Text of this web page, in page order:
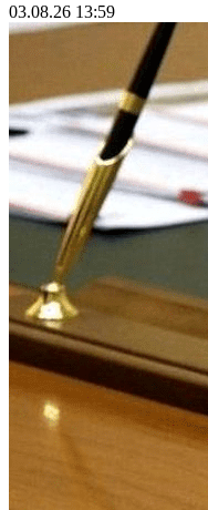
03.08.26 13:59